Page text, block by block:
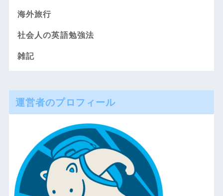
海外旅行
社会人の英語勉強法
雑記
運営者のプロフィール